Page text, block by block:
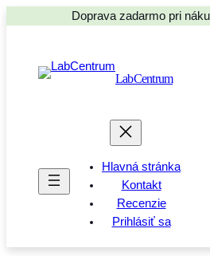
Doprava zadarmo pri
LabCentrum
Hlavná stránka
Kontakt
Recenzie
Prihlásiť sa